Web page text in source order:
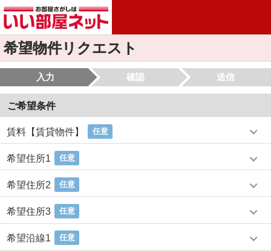
希望物件リクエスト
入力 確認 送信
ご希望条件
賃料【賃貸物件】 任意
希望住所1 任意
希望住所2 任意
希望住所3 任意
希望沿線1 任意